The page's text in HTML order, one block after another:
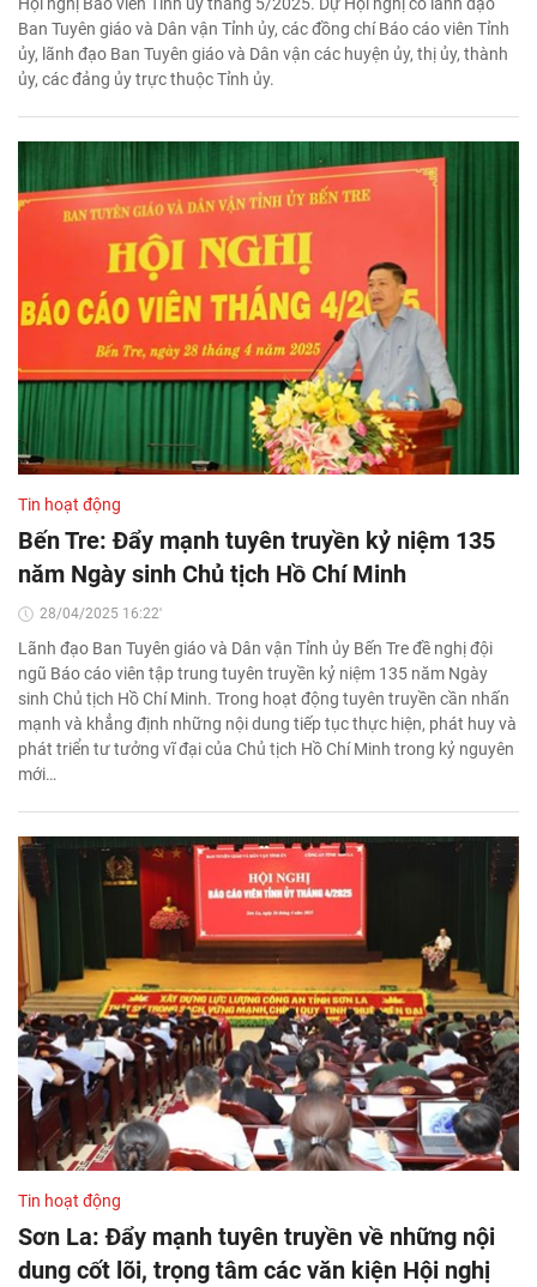
Ban Tuyên giáo và Dân vận Tỉnh ủy, các đồng chí Báo cáo viên Tỉnh
ủy, lãnh đạo Ban Tuyên giáo và Dân vận các huyện ủy, thị ủy, thành
ủy, các đảng ủy trực thuộc Tỉnh ủy.
Tin hoạt động
Bến Tre: Đẩy mạnh tuyên truyền kỷ niệm 135
năm Ngày sinh Chủ tịch Hồ Chí Minh
28/04/2025 16:22'
Lãnh đạo Ban Tuyên giáo và Dân vận Tỉnh ủy Bến Tre đề nghị đội
ngũ Báo cáo viên tập trung tuyên truyền kỷ niệm 135 năm Ngày
sinh Chủ tịch Hồ Chí Minh. Trong hoạt động tuyên truyền cần nhấn
mạnh và khẳng định những nội dung tiếp tục thực hiện, phát huy và
phát triển tư tưởng vĩ đại của Chủ tịch Hồ Chí Minh trong kỷ nguyên
mới…
Tin hoạt động
Sơn La: Đẩy mạnh tuyên truyền về những nội
dung cốt lõi, trọng tâm các văn kiện Hội nghị